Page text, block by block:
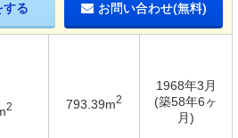
する お問い合わせ(無料)
2 793.39m2
1968年3月
(築58年6ヶ
月)